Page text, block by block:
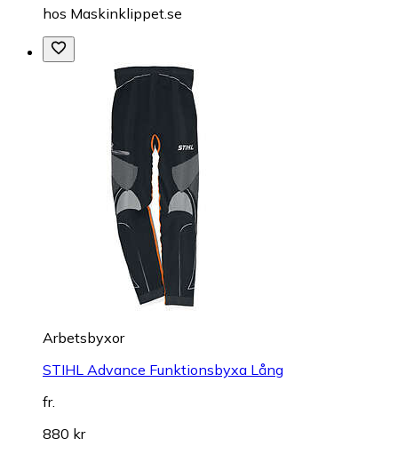
hos Maskinklippet.se
Arbetsbyxor
STIHL Advance Funktionsbyxa Lång
fr.
880 kr